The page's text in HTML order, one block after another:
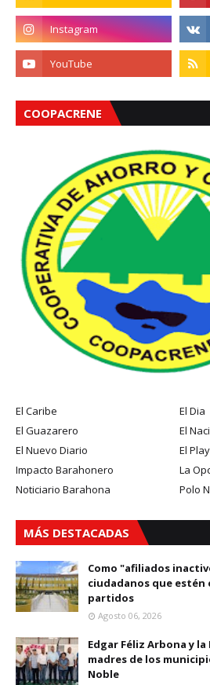
COOPACRENE
El Caribe
El Dia
El Guazarero
El
El Nuevo Diario
El
Impacto Barahonero
La
Noticiario Barahona
Polo
MÁS DESTACADAS
Como "afiliados
ciudadanos que estén
partidos
Agosto 06, 2026
Edgar Féliz Arbona y la
madres de los
Noble